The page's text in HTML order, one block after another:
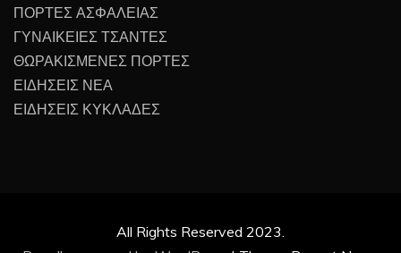
ΠΟΡΤΕΣ ΑΣΦΑΛΕΙΑΣ
ΓΥΝΑΙΚΕΙΕΣ ΤΣΑΝΤΕΣ
ΘΩΡΑΚΙΣΜΕΝΕΣ ΠΟΡΤΕΣ
ΕΙΔΗΣΕΙΣ ΝΕΑ
ΕΙΔΗΣΕΙΣ ΚΥΚΛΑΔΕΣ
All Rights Reserved 2023.